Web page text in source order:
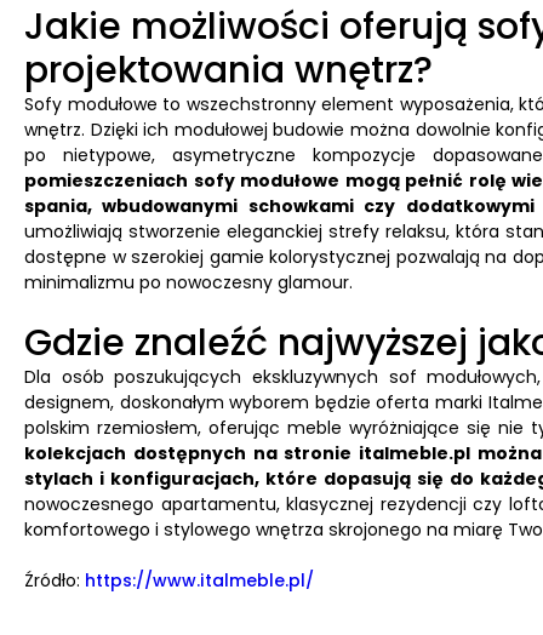
Jakie możliwości oferują
projektowania wnętrz?
Sofy modułowe to wszechstronny element wyposażenia,
wnętrz. Dzięki ich modułowej budowie można dowolnie
po nietypowe, asymetryczne kompozycje
pomieszczeniach sofy modułowe mogą pełnić rolę
spania, wbudowanymi schowkami czy dodatkowymi
umożliwiają stworzenie eleganckiej strefy relaksu, która
dostępne w szerokiej gamie kolorystycznej pozwalają na
minimalizmu po nowoczesny glamour.
Gdzie znaleźć najwyższej
Dla osób poszukujących ekskluzywnych sof
designem, doskonałym wyborem będzie oferta marki
polskim rzemiosłem, oferując meble wyróżniające się
kolekcjach dostępnych na stronie italmeble.pl
stylach i konfiguracjach, które dopasują się do
nowoczesnego apartamentu, klasycznej rezydencji czy
komfortowego i stylowego wnętrza skrojonego na miarę
Źródło: https://www.italmeble.pl/